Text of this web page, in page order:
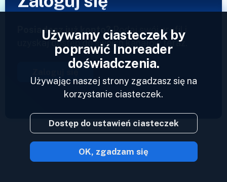
Posiadasz już konto?Podaj swój profil i
uzyskaj dostęp do swoich kanałów teraz.
2023 © Inoreader
Używamy ciasteczek by
poprawić Inoreader
doświadczenia.
Używając naszej strony zgadzasz się na
korzystanie ciasteczek.
Dostęp do ustawień ciasteczek
OK, zgadzam się